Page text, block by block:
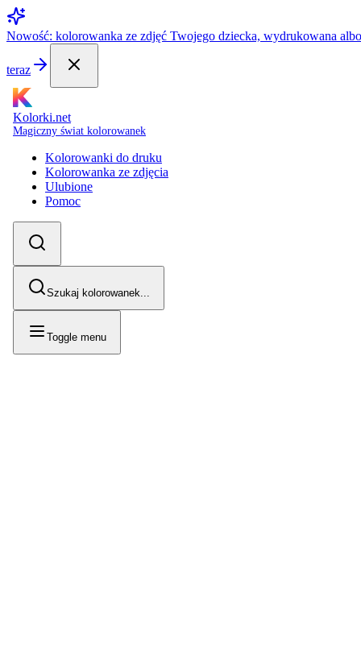
Nowość: kolorowanka ze zdjęć Twojego dziecka, wydrukowana
teraz
Kolorki.net
Magiczny świat kolorowanek
Kolorowanki do druku
Kolorowanka ze zdjęcia
Ulubione
Pomoc
Szukaj kolorowanek...
Toggle menu